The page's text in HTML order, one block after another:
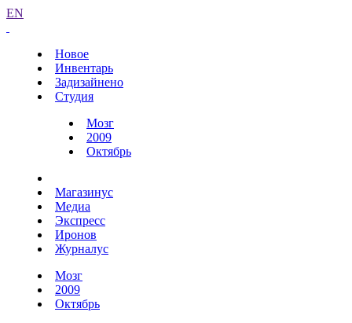
EN
Новое
Инвентарь
Задизайнено
Студия
Мозг
2009
Октябрь
Магазинус
Медиа
Экспресс
Иронов
Журналус
Мозг
2009
Октябрь